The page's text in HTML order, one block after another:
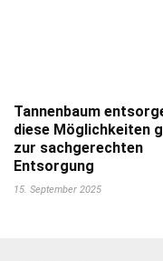
Tannenbaum
diese Möglichkeiten
zur sachgerechten
Entsorgung
15. September 2025